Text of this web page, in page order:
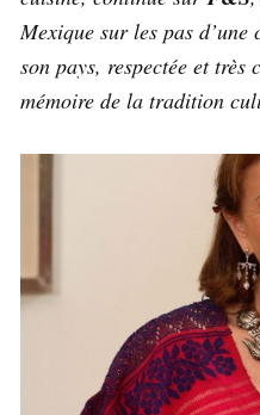
Mexique sur les pas d’une
son pays, respectée et
mémoire de la tradition